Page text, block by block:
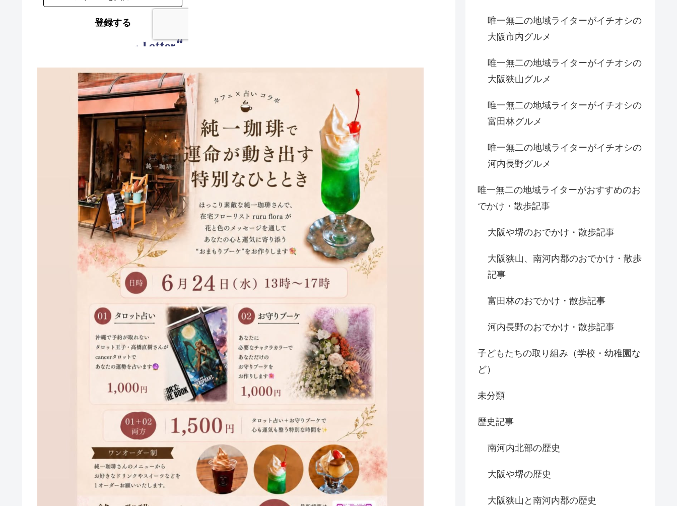
唯一無二の地域ライターがイチオシの
大阪市内グルメ
唯一無二の地域ライターがイチオシの
大阪狭山グルメ
唯一無二の地域ライターがイチオシの
富田林グルメ
唯一無二の地域ライターがイチオシの
河内長野グルメ
唯一無二の地域ライターがおすすめのお
でかけ・散歩記事
大阪や堺のおでかけ・散歩記事
大阪狭山、南河内郡のおでかけ・散歩
記事
富田林のおでかけ・散歩記事
河内長野のおでかけ・散歩記事
子どもたちの取り組み（学校・幼稚園な
ど）
未分類
歴史記事
南河内北部の歴史
大阪や堺の歴史
大阪狭山と南河内郡の歴史